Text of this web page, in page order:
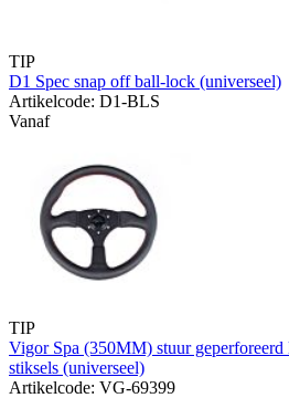
TIP
D1 Spec snap off ball-lock (universeel)
Artikelcode: D1-BLS
Vanaf
TIP
Vigor Spa (350MM) stuur geperforeerd
stiksels (universeel)
Artikelcode: VG-69399